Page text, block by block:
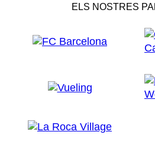
ELS NOSTRES